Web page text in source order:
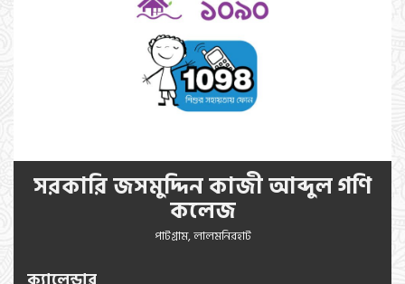
সরকারি জসমুদ্দিন কাজী আব্দুল গণি
কলেজ
পাটগ্রাম, লালমনিরহাট